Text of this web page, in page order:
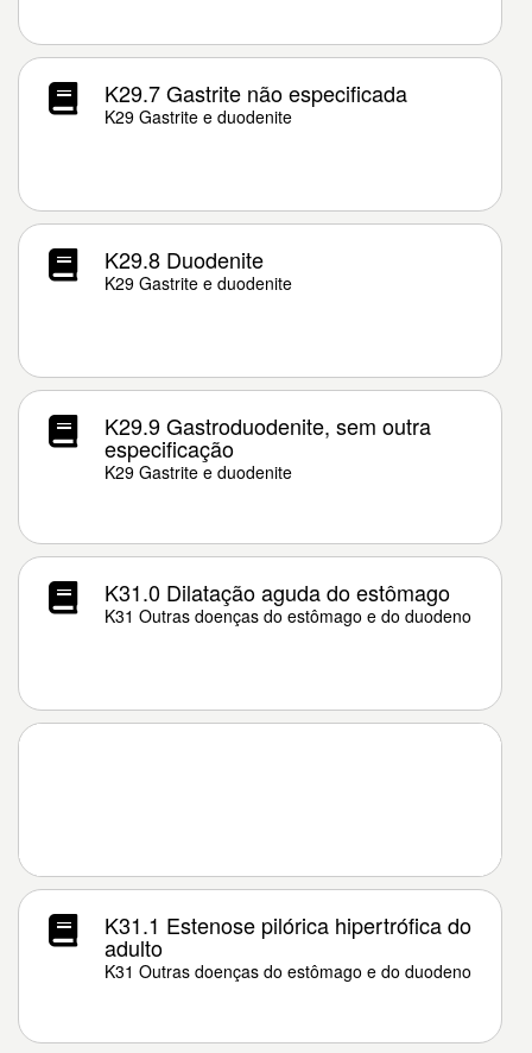
K29.7 Gastrite não especificada
K29 Gastrite e duodenite
K29.8 Duodenite
K29 Gastrite e duodenite
K29.9 Gastroduodenite, sem outra
especificação
K29 Gastrite e duodenite
K31.0 Dilatação aguda do estômago
K31 Outras doenças do estômago e do duodeno
K31.1 Estenose pilórica hipertrófica do
adulto
K31 Outras doenças do estômago e do duodeno